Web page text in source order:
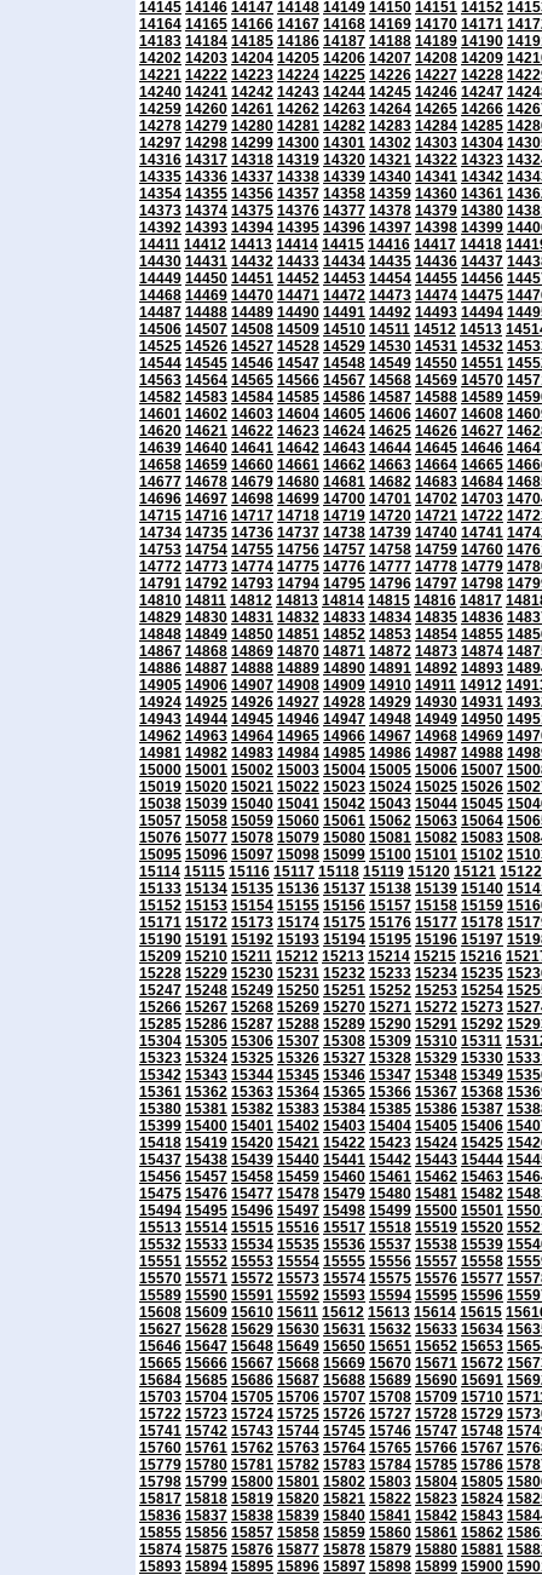
14145 14146 14147 14148 14149 14150 14151 14152
14164 14165 14166 14167 14168 14169 14170 14171
14183 14184 14185 14186 14187 14188 14189 14190
14202 14203 14204 14205 14206 14207 14208 14209
14221 14222 14223 14224 14225 14226 14227 14228
14240 14241 14242 14243 14244 14245 14246 14247
14259 14260 14261 14262 14263 14264 14265 14266
14278 14279 14280 14281 14282 14283 14284 14285
14297 14298 14299 14300 14301 14302 14303 14304
14316 14317 14318 14319 14320 14321 14322 14323
14335 14336 14337 14338 14339 14340 14341 14342
14354 14355 14356 14357 14358 14359 14360 14361
14373 14374 14375 14376 14377 14378 14379 14380
14392 14393 14394 14395 14396 14397 14398 14399
14411 14412 14413 14414 14415 14416 14417 14418
14430 14431 14432 14433 14434 14435 14436 14437
14449 14450 14451 14452 14453 14454 14455 14456
14468 14469 14470 14471 14472 14473 14474 14475
14487 14488 14489 14490 14491 14492 14493 14494
14506 14507 14508 14509 14510 14511 14512 14513
14525 14526 14527 14528 14529 14530 14531 14532
14544 14545 14546 14547 14548 14549 14550 14551
14563 14564 14565 14566 14567 14568 14569 14570
14582 14583 14584 14585 14586 14587 14588 14589
14601 14602 14603 14604 14605 14606 14607 14608
14620 14621 14622 14623 14624 14625 14626 14627
14639 14640 14641 14642 14643 14644 14645 14646
14658 14659 14660 14661 14662 14663 14664 14665
14677 14678 14679 14680 14681 14682 14683 14684
14696 14697 14698 14699 14700 14701 14702 14703
14715 14716 14717 14718 14719 14720 14721 14722
14734 14735 14736 14737 14738 14739 14740 14741
14753 14754 14755 14756 14757 14758 14759 14760
14772 14773 14774 14775 14776 14777 14778 14779
14791 14792 14793 14794 14795 14796 14797 14798
14810 14811 14812 14813 14814 14815 14816 14817
14829 14830 14831 14832 14833 14834 14835 14836
14848 14849 14850 14851 14852 14853 14854 14855
14867 14868 14869 14870 14871 14872 14873 14874
14886 14887 14888 14889 14890 14891 14892 14893
14905 14906 14907 14908 14909 14910 14911 14912
14924 14925 14926 14927 14928 14929 14930 14931
14943 14944 14945 14946 14947 14948 14949 14950
14962 14963 14964 14965 14966 14967 14968 14969
14981 14982 14983 14984 14985 14986 14987 14988
15000 15001 15002 15003 15004 15005 15006 15007
15019 15020 15021 15022 15023 15024 15025 15026
15038 15039 15040 15041 15042 15043 15044 15045
15057 15058 15059 15060 15061 15062 15063 15064
15076 15077 15078 15079 15080 15081 15082 15083
15095 15096 15097 15098 15099 15100 15101 15102
15114 15115 15116 15117 15118 15119 15120 15121 15122
15133 15134 15135 15136 15137 15138 15139 15140
15152 15153 15154 15155 15156 15157 15158 15159
15171 15172 15173 15174 15175 15176 15177 15178
15190 15191 15192 15193 15194 15195 15196 15197
15209 15210 15211 15212 15213 15214 15215 15216
15228 15229 15230 15231 15232 15233 15234 15235
15247 15248 15249 15250 15251 15252 15253 15254
15266 15267 15268 15269 15270 15271 15272 15273
15285 15286 15287 15288 15289 15290 15291 15292
15304 15305 15306 15307 15308 15309 15310 15311
15323 15324 15325 15326 15327 15328 15329 15330
15342 15343 15344 15345 15346 15347 15348 15349
15361 15362 15363 15364 15365 15366 15367 15368
15380 15381 15382 15383 15384 15385 15386 15387
15399 15400 15401 15402 15403 15404 15405 15406
15418 15419 15420 15421 15422 15423 15424 15425
15437 15438 15439 15440 15441 15442 15443 15444
15456 15457 15458 15459 15460 15461 15462 15463
15475 15476 15477 15478 15479 15480 15481 15482
15494 15495 15496 15497 15498 15499 15500 15501
15513 15514 15515 15516 15517 15518 15519 15520
15532 15533 15534 15535 15536 15537 15538 15539
15551 15552 15553 15554 15555 15556 15557 15558
15570 15571 15572 15573 15574 15575 15576 15577
15589 15590 15591 15592 15593 15594 15595 15596
15608 15609 15610 15611 15612 15613 15614 15615
15627 15628 15629 15630 15631 15632 15633 15634
15646 15647 15648 15649 15650 15651 15652 15653
15665 15666 15667 15668 15669 15670 15671 15672
15684 15685 15686 15687 15688 15689 15690 15691
15703 15704 15705 15706 15707 15708 15709 15710
15722 15723 15724 15725 15726 15727 15728 15729
15741 15742 15743 15744 15745 15746 15747 15748
15760 15761 15762 15763 15764 15765 15766 15767
15779 15780 15781 15782 15783 15784 15785 15786
15798 15799 15800 15801 15802 15803 15804 15805
15817 15818 15819 15820 15821 15822 15823 15824
15836 15837 15838 15839 15840 15841 15842 15843
15855 15856 15857 15858 15859 15860 15861 15862
15874 15875 15876 15877 15878 15879 15880 15881
15893 15894 15895 15896 15897 15898 15899 15900